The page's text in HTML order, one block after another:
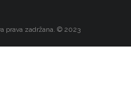
prava zadržana. © 2023